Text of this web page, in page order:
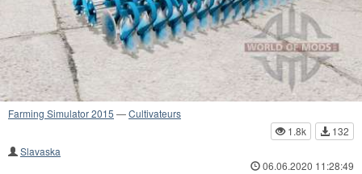
Farming Simulator 2015 —Cultivateurs
1.8k
132
Slavaska
06.06.2020 11:28:49